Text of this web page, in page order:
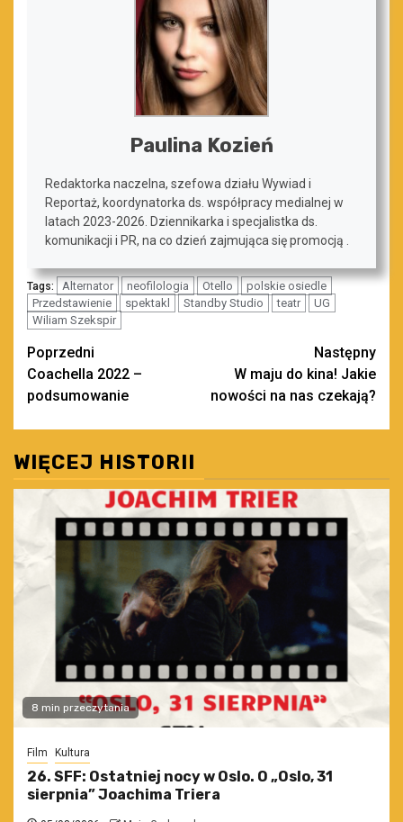
Paulina Kozień
Redaktorka naczelna, szefowa działu Wywiad i
Reportaż, koordynatorka ds. współpracy medialnej w
latach 2023-2026. Dziennikarka i specjalistka ds.
komunikacji i PR, na co dzień zajmująca się promocją .
Tags: Alternator neofilologia Otello
polskie osiedle
Przedstawienie
spektakl Standby Studio teatr
UG
Wiliam Szekspir
Zobacz
wpisy
Poprzedni
Coachella 2022 –
podsumowanie
Następny
W maju do kina! Jakie
nowości na nas czekają?
WIĘCEJ HISTORII
8 min przeczytania
Film Kultura
26. SFF: Ostatniej nocy w Oslo. O „Oslo, 31
sierpnia” Joachima Triera